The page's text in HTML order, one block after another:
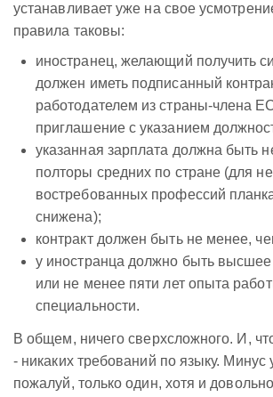
устанавливает уже на свое
правила таковы:
иностранец, желающий получить
должен иметь подписанный
работодателем из страны-члена
приглашение с указанием
указанная зарплата должна быть
полторы средних по стране (для
востребованных профессий
снижена);
контракт должен быть не менее,
у иностранца должно быть
или не менее пяти лет опыта
специальности.
В общем, ничего сверхсложного. И,
- никаких требований по языку. Минус
пожалуй, только один, хотя и